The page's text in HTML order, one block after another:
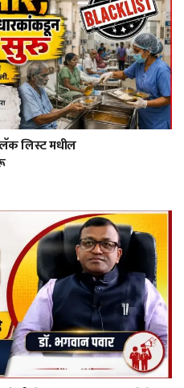
लिस्ट मधील